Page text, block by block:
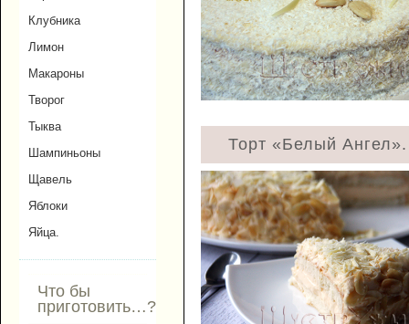
Клубника
Лимон
Макароны
Творог
Тыква
Шампиньоны
Щавель
Яблоки
Яйца.
Что бы
приготовить…?
Торт «Белый Ангел».